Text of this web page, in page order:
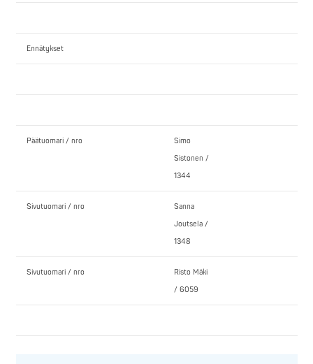
Ennätykset
Päätuomari / nro
Simo
Sistonen /
1344
Sivutuomari / nro
Sanna
Joutsela /
1348
Sivutuomari / nro
Risto Mäki
/ 6059